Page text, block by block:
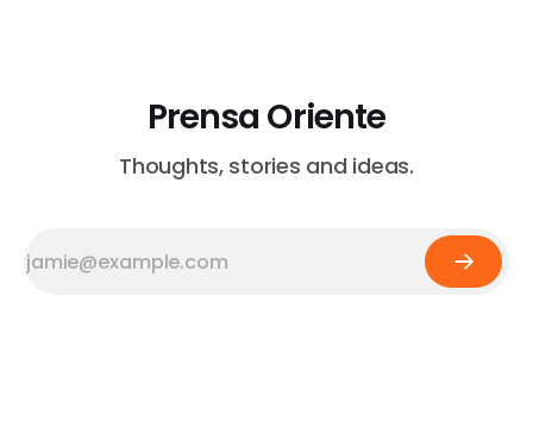
Prensa Oriente
Thoughts, stories and ideas.